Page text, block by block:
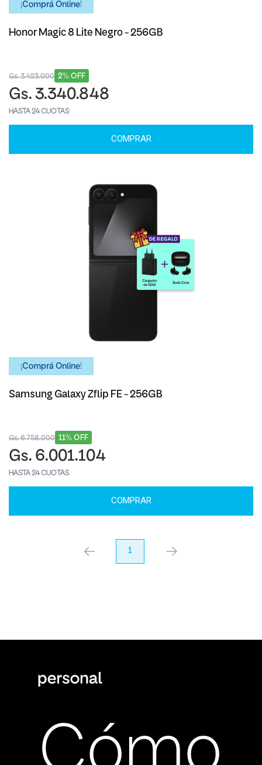
¡Comprá Online!
Honor Magic 8 Lite Negro - 256GB
2% OFF
Gs. 3.423.000
Gs. 3.340.848
HASTA 24 CUOTAS
COMPRAR
¡Comprá Online!
Samsung Galaxy Zflip FE - 256GB
11% OFF
Gs. 6.758.000
Gs. 6.001.104
HASTA 24 CUOTAS
COMPRAR
anterior 1 próximo